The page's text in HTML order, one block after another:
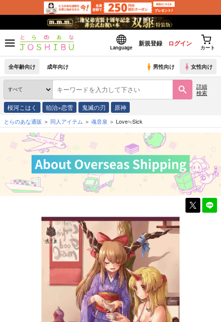
Language
新規登録 ログイン
カート
全年齢向け 成年向け 男性向け 女性向け
詳細
検索
桜河こはく 狛治×恋雪 鬼滅の刃 原神
とらのあな通販 同人アイテム 魂音泉 Love≒Sick